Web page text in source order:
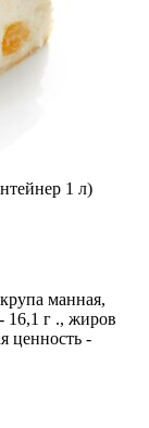
1 л)
манная,
16,1 г ., жиров
ценность -